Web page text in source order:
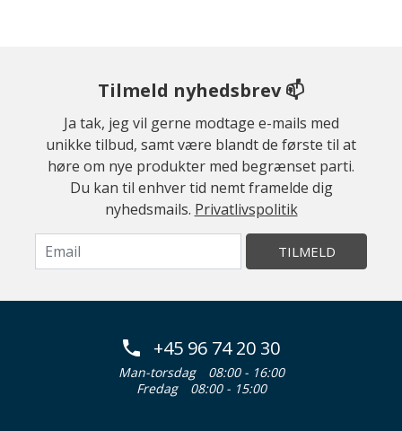
Tilmeld nyhedsbrev 📫
Ja tak, jeg vil gerne modtage e-mails med
unikke tilbud, samt være blandt de første til at
høre om nye produkter med begrænset parti.
Du kan til enhver tid nemt framelde dig
nyhedsmails. Privatlivspolitik
TILMELD
+45 96 74 20 30
Man-torsdag
08:00 - 16:00
Fredag
08:00 - 15:00